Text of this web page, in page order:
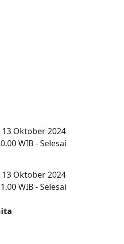
Oktober 2024
WIB - Selesai
Oktober 2024
WIB - Selesai